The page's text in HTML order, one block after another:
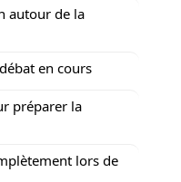
autour de la
en cours
préparer la
lors de